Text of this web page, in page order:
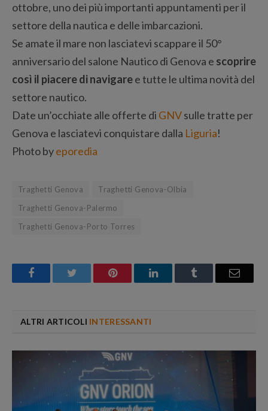
ottobre, uno dei più importanti appuntamenti per il
settore della nautica e delle imbarcazioni.
Se amate il mare non lasciatevi scappare il 50°
anniversario del salone Nautico di Genova e scoprire
così il piacere di navigaree tutte le ultima novità del
settore nautico.
Date un’occhiate alle offerte di GNVsulle tratte per
Genova e lasciatevi conquistare dalla Liguria!
Photo byeporedia
Traghetti Genova
Traghetti Genova-Olbia
Traghetti Genova-Palermo
Traghetti Genova-Porto Torres
FacebookTwitter Pinterest LinkedInTumblr Email
ALTRI ARTICOLI INTERESSANTI